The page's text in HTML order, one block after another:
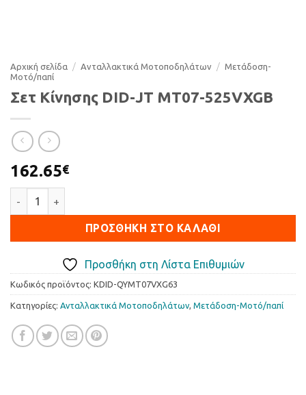
Αρχική σελίδα / Ανταλλακτικά Μοτοποδηλάτων / Μετάδοση-
Μοτό/παπί
Σετ Κίνησης DID-JT MT07-525VXGB
162.65€
ΠΡΟΣΘΉΚΗ ΣΤΟ ΚΑΛΆΘΙ
Προσθήκη στη Λίστα Επιθυμιών
Κωδικός προϊόντος: KDID-QYMT07VXG63
Κατηγορίες: Ανταλλακτικά Μοτοποδηλάτων, Μετάδοση-Μοτό/παπί